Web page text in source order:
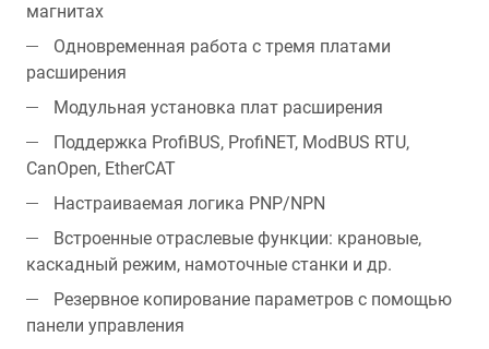
магнитах
Одновременная работа с тремя платами
расширения
Модульная установка плат расширения
Поддержка ProfiBUS, ProfiNET, ModBUS RTU,
CanOpen, EtherCAT
Настраиваемая логика PNP/NPN
Встроенные отраслевые функции: крановые,
каскадный режим, намоточные станки и др.
Резервное копирование параметров с помощью
панели управления